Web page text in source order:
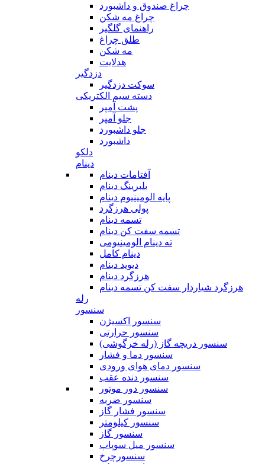
چراغ صندوق و داشبورد
چراغ مه شکن
راهنمای گلگیر
طلق چراغ
مه شکن
هدلایت
دزدگیر
سوکت دزدگیر
دسته سیم الکتریکی
پشت آمپر
جلو آمپر
جلو داشبورد
داشبورد
دلکو
دینام
آفتامات دینام
بلبرینگ دینام
پایه الومینیوم دینام
پولی هرزگرد
تسمه دینام
تسمه سفت کن دینام
ته دینام الومینیومی
دینام کامل
دیوید دینام
هرزگرد دینام
هرزگرد شیاردار سفت کن تسمه دینام
رله
سنسور
سنسور اکسیژن
سنسور حرارتی
سنسور دریچه گاز (رله خرگوشی)
سنسور دما و فشار
سنسور دمای هوای ورودی
سنسور دنده عقب
سنسور دور موتور
سنسور ضربه
سنسور فشار گاز
سنسور کیلومتر
سنسور گاز
سنسور میل سوپاپ
سنسورچرخ